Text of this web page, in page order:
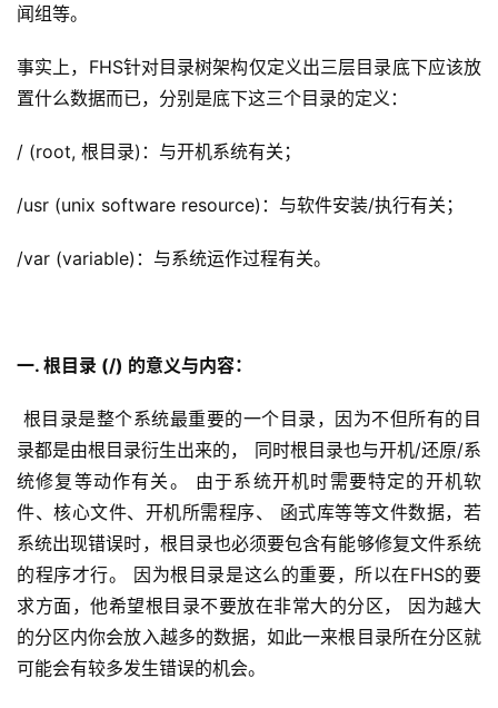
闻组等。
事实上，FHS针对目录树架构仅定义出三层目录底下应该放
置什么数据而已，分别是底下这三个目录的定义：
/ (root, 根目录)：与开机系统有关；
/usr (unix software resource)：与软件安装/执行有关；
/var (variable)：与系统运作过程有关。
一. 根目录 (/) 的意义与内容：
录都是由根目录衍生出来的， 同时根目录也与开机/还原/系
统修复等动作有关。 由于系统开机时需要特定的开机软
件、核心文件、开机所需程序、 函式库等等文件数据，若
系统出现错误时，根目录也必须要包含有能够修复文件系统
的程序才行。 因为根目录是这么的重要，所以在FHS的要
求方面，他希望根目录不要放在非常大的分区， 因为越大
的分区内你会放入越多的数据，如此一来根目录所在分区就
可能会有较多发生错误的机会。